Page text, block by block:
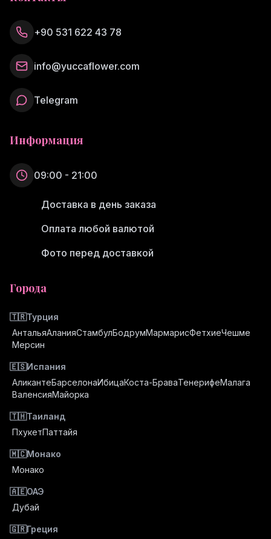
+90 531 622 43 78
info@yuccaflower.com
Telegram
Информация
09:00 - 21:00
Доставка в день заказа
Оплата любой валютой
Фото перед доставкой
Города
🇹🇷Турция
АнтальяАланияСтамбулБодрумМармарисФетхиеЧешме
Мерсин
🇪🇸Испания
АликантеБарселонаИбицаКоста-БраваТенерифеМалага
ВаленсияМайорка
🇹🇭Таиланд
ПхукетПаттайя
🇲🇨Монако
Монако
🇦🇪ОАЭ
Дубай
🇬🇷Греция